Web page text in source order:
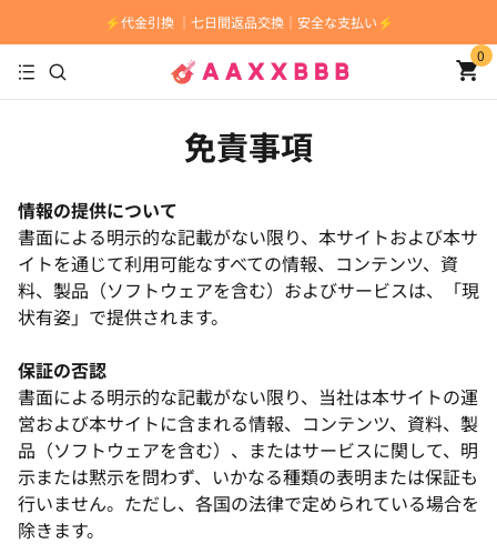
⚡️代金引換 ｜七日間返品交換｜安全な支払い⚡️
0
免責事項
情報の提供について
書面による明示的な記載がない限り、本サイトおよび本サ
イトを通じて利用可能なすべての情報、コンテンツ、資
料、製品（ソフトウェアを含む）およびサービスは、「現
状有姿」で提供されます。
保証の否認
書面による明示的な記載がない限り、当社は本サイトの運
営および本サイトに含まれる情報、コンテンツ、資料、製
品（ソフトウェアを含む）、またはサービスに関して、明
示または黙示を問わず、いかなる種類の表明または保証も
行いません。ただし、各国の法律で定められている場合を
除きます。